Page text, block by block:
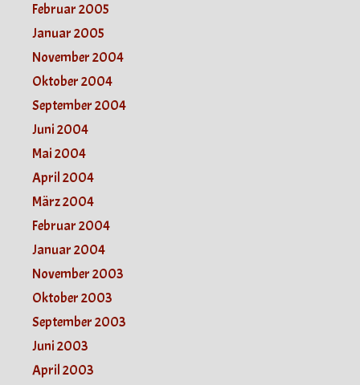
Februar 2005
Januar 2005
November 2004
Oktober 2004
September 2004
Juni 2004
Mai 2004
April 2004
März 2004
Februar 2004
Januar 2004
November 2003
Oktober 2003
September 2003
Juni 2003
April 2003